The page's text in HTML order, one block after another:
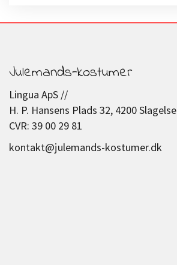
Julemands-kostumer
Lingua ApS //
H. P. Hansens Plads 32, 4200 Slagelse
CVR: 39 00 29 81
kontakt@julemands-kostumer.dk